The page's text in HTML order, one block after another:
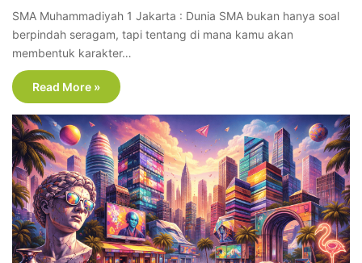
SMA Muhammadiyah 1 Jakarta : Dunia SMA bukan hanya soal
berpindah seragam, tapi tentang di mana kamu akan
membentuk karakter…
Read More »